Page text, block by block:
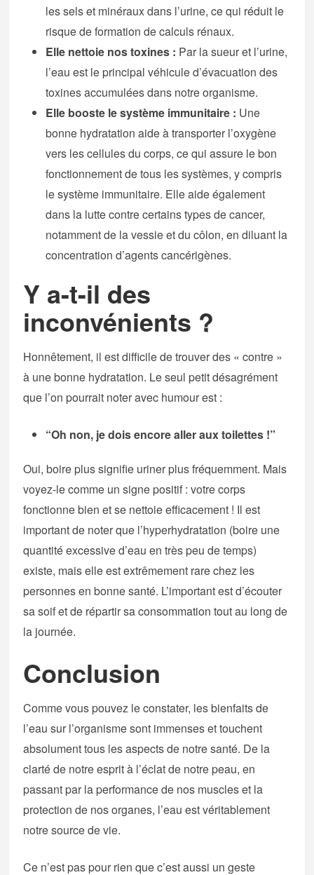
les sels et minéraux dans l’urine, ce qui réduit le
risque de formation de calculs rénaux.
Elle nettoie nos toxines : Par la sueur et l’urine,
l’eau est le principal véhicule d’évacuation des
toxines accumulées dans notre organisme.
Elle booste le système immunitaire : Une
bonne hydratation aide à transporter l’oxygène
vers les cellules du corps, ce qui assure le bon
fonctionnement de tous les systèmes, y compris
le système immunitaire. Elle aide également
dans la lutte contre certains types de cancer,
notamment de la vessie et du côlon, en diluant la
concentration d’agents cancérigènes.
Y a-t-il des
inconvénients ?
Honnêtement, il est difficile de trouver des « contre »
à une bonne hydratation. Le seul petit désagrément
que l’on pourrait noter avec humour est :
“Oh non, je dois encore aller aux toilettes !”
Oui, boire plus signifie uriner plus fréquemment. Mais
voyez-le comme un signe positif : votre corps
fonctionne bien et se nettoie efficacement ! Il est
important de noter que l’hyperhydratation (boire une
quantité excessive d’eau en très peu de temps)
existe, mais elle est extrêmement rare chez les
personnes en bonne santé. L’important est d’écouter
sa soif et de répartir sa consommation tout au long de
la journée.
Conclusion
Comme vous pouvez le constater, les bienfaits de
l’eau sur l’organisme sont immenses et touchent
absolument tous les aspects de notre santé. De la
clarté de notre esprit à l’éclat de notre peau, en
passant par la performance de nos muscles et la
protection de nos organes, l’eau est véritablement
notre source de vie.
Ce n’est pas pour rien que c’est aussi un geste